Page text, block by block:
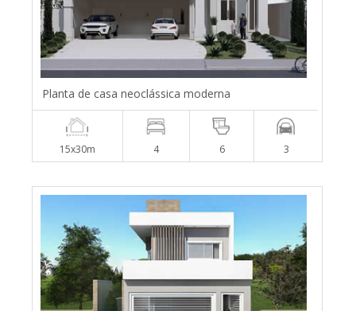
Planta de casa neoclássica moderna
15x30m 4 6 3